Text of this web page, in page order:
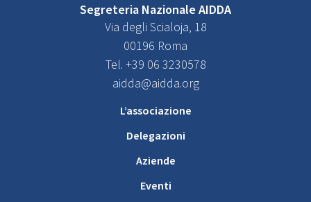
Segreteria Nazionale AIDDA
Via degli Scialoja, 18
00196 Roma
Tel. +39 06 3230578
aidda@aidda.org
L’associazione
Delegazioni
Aziende
Eventi